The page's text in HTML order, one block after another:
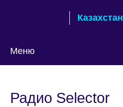
Казахстан
Меню
Радио Selector